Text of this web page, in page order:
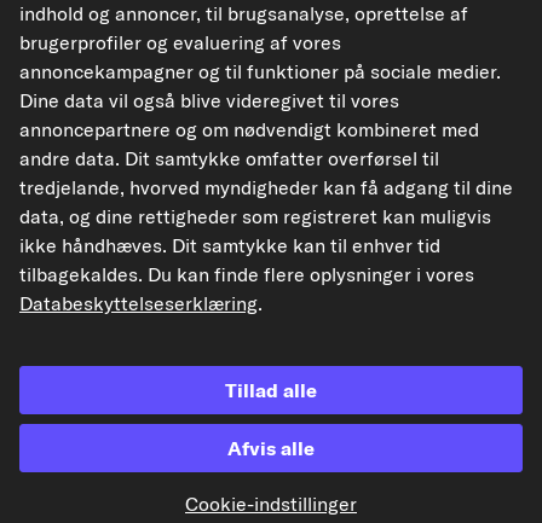
carpardoo.fr
De data, der præsenteres her, især hele databasen, må ikke gengives.
Gengivelse og distribution af data og database uden forudgående samtykke fra
TecAlliance og/eller involvering af tredjeparter i sådanne aktiviteter er strengt
forbudt. Enhver uautoriseret brug af indhold udgør en krænkelse af
ophavsretten og kan resultere i retssager.
Tilbagekaldelse af aftalen
¹"Gratis forsendelse" eller "uden forsendelsesomkostninger" svarer til, at ​​det
indhold og annoncer, til brugsanalyse, oprettelse af
brugerprofiler og evaluering af vores
annoncekampagner og til funktioner på sociale medier.
Dine data vil også blive videregivet til vores
annoncepartnere og om nødvendigt kombineret med
andre data. Dit samtykke omfatter overførsel til
tredjelande, hvorved myndigheder kan få adgang til dine
data, og dine rettigheder som registreret kan muligvis
ikke håndhæves. Dit samtykke kan til enhver tid
tilbagekaldes. Du kan finde flere oplysninger i vores
Databeskyttelseserklæring.
Tillad alle
Afvis alle
Cookie-indstillinger